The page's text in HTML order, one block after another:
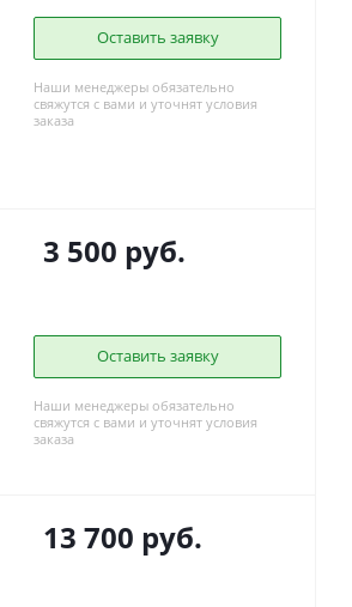
Оставить заявку
Наши менеджеры обязательно
свяжутся с вами и уточнят условия
заказа
3 500 руб.
Оставить заявку
Наши менеджеры обязательно
свяжутся с вами и уточнят условия
заказа
13 700 руб.